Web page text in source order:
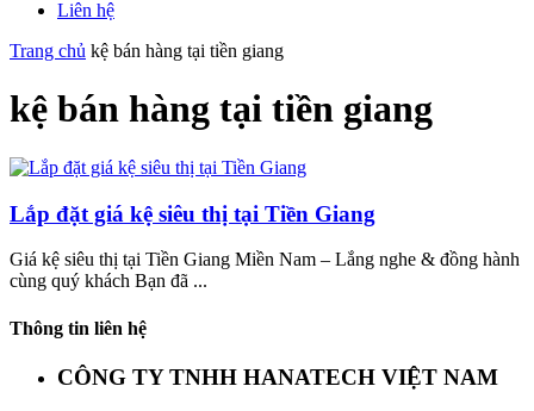
Liên hệ
Trang chủ kệ bán hàng tại tiền giang
kệ bán hàng tại tiền giang
Lắp đặt giá kệ siêu thị tại Tiền Giang
Giá kệ siêu thị tại Tiền Giang Miền Nam – Lắng nghe & đồng hành
cùng quý khách Bạn đã ...
Thông tin liên hệ
CÔNG TY TNHH HANATECH VIỆT NAM